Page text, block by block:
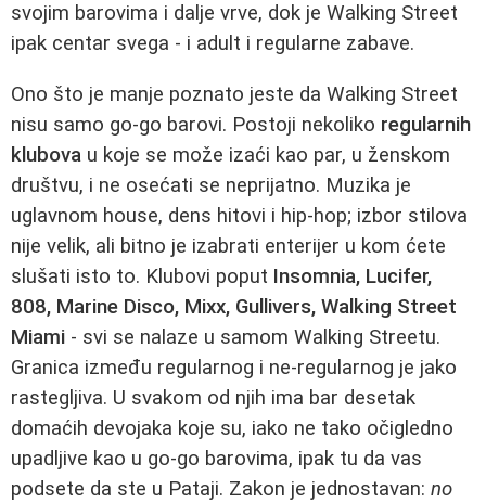
svojim barovima i dalje vrve, dok je Walking Street
ipak centar svega - i adult i regularne zabave.
Ono što je manje poznato jeste da Walking Street
nisu samo go-go barovi. Postoji nekoliko regularnih
klubova u koje se može izaći kao par, u ženskom
društvu, i ne osećati se neprijatno. Muzika je
uglavnom house, dens hitovi i hip-hop; izbor stilova
nije velik, ali bitno je izabrati enterijer u kom ćete
slušati isto to. Klubovi poput Insomnia, Lucifer,
808, Marine Disco, Mixx, Gullivers, Walking Street
Miami - svi se nalaze u samom Walking Streetu.
Granica između regularnog i ne-regularnog je jako
rastegljiva. U svakom od njih ima bar desetak
domaćih devojaka koje su, iako ne tako očigledno
upadljive kao u go-go barovima, ipak tu da vas
podsete da ste u Pataji. Zakon je jednostavan: no